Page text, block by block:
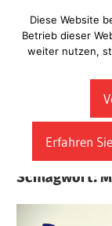
Inhalt
springen
Schlagwort:
Diese Website
Betrieb dieser
weiter nutzen,
Erfahren